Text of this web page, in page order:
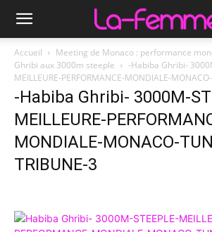
Accueil
Meeting de Monaco : performance
Ghribi aux 3000m steeple
-Habiba Ghribi-
MEILLEURE-PERFORMANCE-MONDIALE-
-Habiba Ghribi- 3000M-
MEILLEURE-
MONDIALE-MONACO-
TRIBUNE-3